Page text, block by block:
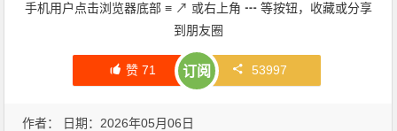
手机用户点击浏览器底部 ≡ ↗ 或右上角 ┅ 等按钮，收藏或分享
到朋友圈
赞71 订阅 53997
作者： 日期：2026年05月06日